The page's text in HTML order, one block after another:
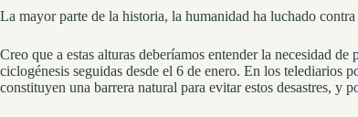
La mayor parte de la historia, la humanidad ha luchado
Creo que a estas alturas deberíamos entender la necesidad
ciclogénesis seguidas desde el 6 de enero. En los telediarios
constituyen una barrera natural para evitar estos desastres, y